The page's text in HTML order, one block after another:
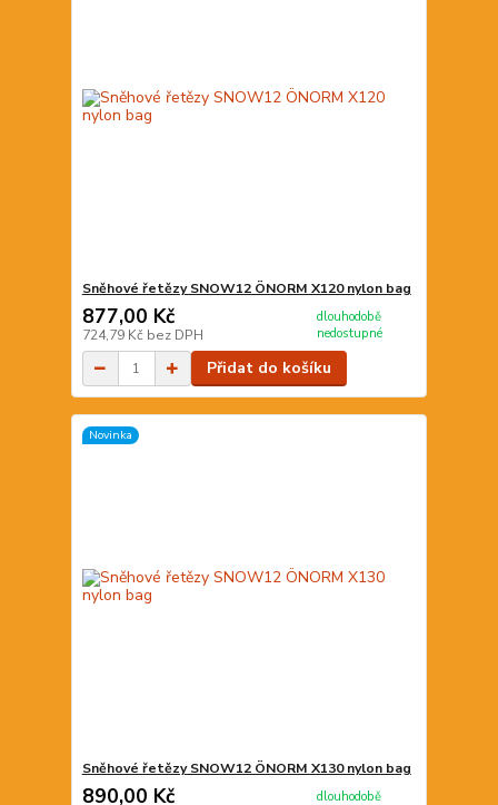
Sněhové řetězy SNOW12 ÖNORM X120 nylon bag
877,00 Kč
724,79 Kč bez DPH
dlouhodobě
nedostupné
Přidat do košíku
Novinka
Sněhové řetězy SNOW12 ÖNORM X130 nylon bag
890,00 Kč
dlouhodobě